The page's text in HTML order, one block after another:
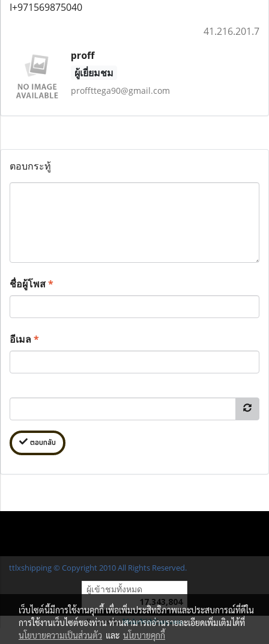
I+971569875040
41.216.201.7
proff
ผู้เยี่ยมชม
proffttega90@gmail.com
ตอบกระทู้
ชื่อผู้โพส*
อีเมล*
ตอบกลับ
ttlxshipping © Copyright 2010 All Rights Reserved.
ผู้เข้าชมทั้งหมด
17,343,804
Powered byMakeWebEasy.com
เว็บไซต์นี้มีการใช้งานคุกกี้ เพื่อเพิ่มประสิทธิภาพและประสบการณ์ที่ดีใน
การใช้งานเว็บไซต์ของท่าน ท่านสามารถอ่านรายละเอียดเพิ่มเติมได้ที่
นโยบายความเป็นส่วนตัว และ นโยบายคุกกี้